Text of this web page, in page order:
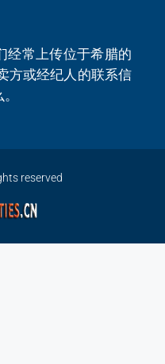
经常上传位于希腊的
方或经纪人的联系信
reserved